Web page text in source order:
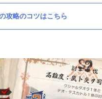
攻略のコツはこちら